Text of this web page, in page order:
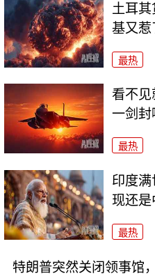
土耳
基又惹
最热
看不
一剑封
最热
印度
现还是
最热
特朗普突然关闭领事馆